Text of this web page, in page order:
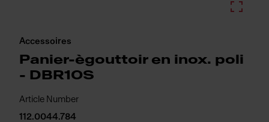
Accessoires
Panier-ègouttoir en inox. poli
- DBR10S
Article Number
112.0044.784